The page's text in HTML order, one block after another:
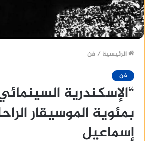
الرئيسية /فن
فن
“الإسكندرية
بمئوية الموسيقار
إسماعيل